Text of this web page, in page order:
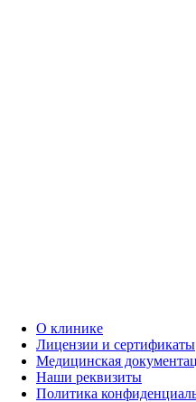
О клинике
Лицензии и сертификаты
Медицинская
Наши реквизиты
Политика